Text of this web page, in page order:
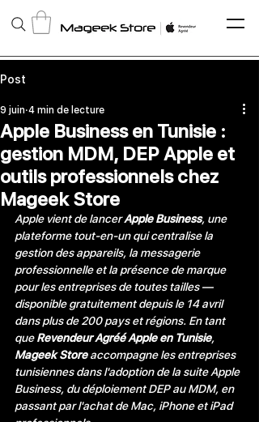
Post
Apple Business en Tunisie :
gestion MDM, DEP Apple et
outils professionnels chez
Mageek Store
9 juin 4 min de lecture
Apple vient de lancer Apple Business, une
plateforme tout-en-un qui centralise la
gestion des appareils, la messagerie
professionnelle et la présence de marque
pour les entreprises de toutes tailles —
disponible gratuitement depuis le 14 avril
dans plus de 200 pays et régions. En tant
que Revendeur Agréé Apple en Tunisie,
Mageek Store accompagne les entreprises
tunisiennes dans l'adoption de la suite Apple
Business, du déploiement DEP au MDM, en
passant par l'achat de Mac, iPhone et iPad